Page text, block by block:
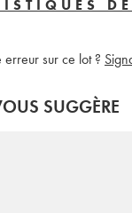
erreur sur ce lot ?
SUGGÈRE